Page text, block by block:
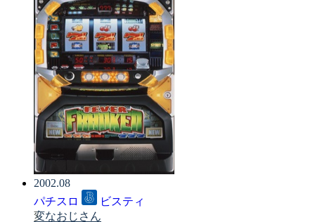
2002.08
パチスロ
ビスティ
変なおじさん